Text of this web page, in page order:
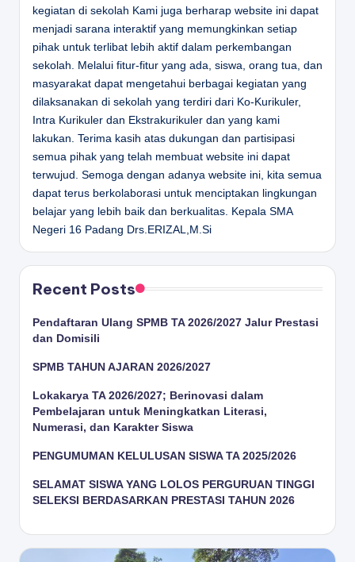
kegiatan di sekolah Kami juga berharap website ini dapat
menjadi sarana interaktif yang memungkinkan setiap
pihak untuk terlibat lebih aktif dalam perkembangan
sekolah. Melalui fitur-fitur yang ada, siswa, orang tua, dan
masyarakat dapat mengetahui berbagai kegiatan yang
dilaksanakan di sekolah yang terdiri dari Ko-Kurikuler,
Intra Kurikuler dan Ekstrakurikuler dan yang kami
lakukan. Terima kasih atas dukungan dan partisipasi
semua pihak yang telah membuat website ini dapat
terwujud. Semoga dengan adanya website ini, kita semua
dapat terus berkolaborasi untuk menciptakan lingkungan
belajar yang lebih baik dan berkualitas. Kepala SMA
Negeri 16 Padang Drs.ERIZAL,M.Si
Recent Posts
Pendaftaran Ulang SPMB TA 2026/2027 Jalur Prestasi
dan Domisili
SPMB TAHUN AJARAN 2026/2027
Lokakarya TA 2026/2027; Berinovasi dalam
Pembelajaran untuk Meningkatkan Literasi,
Numerasi, dan Karakter Siswa
PENGUMUMAN KELULUSAN SISWA TA 2025/2026
SELAMAT SISWA YANG LOLOS PERGURUAN TINGGI
SELEKSI BERDASARKAN PRESTASI TAHUN 2026